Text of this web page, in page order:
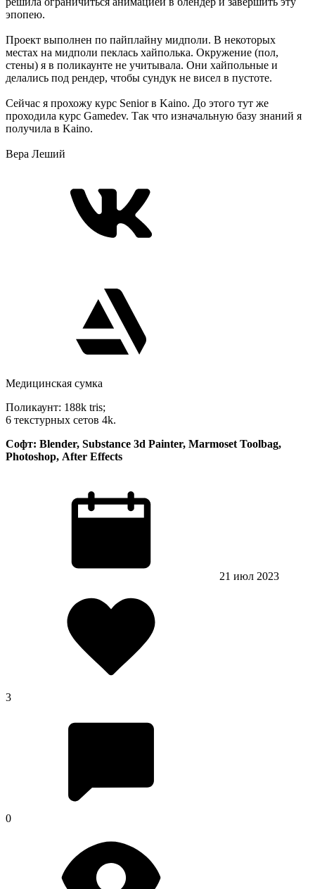
эпопею.
Проект выполнен по пайплайну мидполи. В некоторых
местах на мидполи пеклась хайполька. Окружение (пол,
стены) я в поликаунте не учитывала. Они хайпольные и
делались под рендер, чтобы сундук не висел в пустоте.
Сейчас я прохожу курс Senior в Kaino. До этого тут же
проходила курс Gamedev. Так что изначальную базу знаний я
получила в Kaino.
Вера Леший
Медицинская сумка
Поликаунт: 188k tris;
6 текстурных сетов 4k.
Софт: Blender, Substance 3d Painter, Marmoset Toolbag,
Photoshop, After Effects
21 июл 2023
3
0